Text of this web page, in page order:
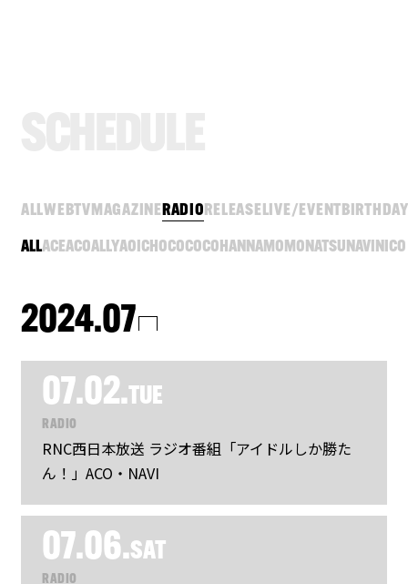
ALLACEACOALLYAOI CHOCOCOCO HANNAMOMO NATSU NAVI NICO
ALLWEBTVMAGAZINERADIORELEASELIVE/EVENTBIRTHDAY
2024.07
07.02.TUE
RADIO
RNC西日本放送 ラジオ番組「アイドルしか勝た
ん！」ACO・NAVI
07.06.SAT
RADIO